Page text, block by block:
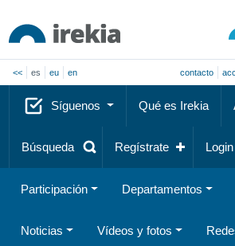
<< es eu en contacto
Síguenos Qué es Irekia
Búsqueda Regístrate Login
Participación Departamentos
Noticias Vídeos y fotos